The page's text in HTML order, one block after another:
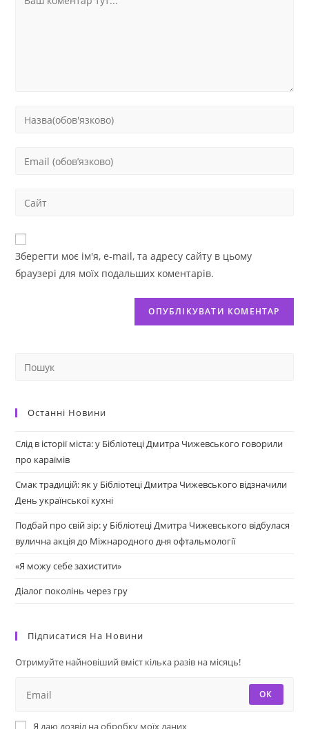
Зберегти моє ім'я, e-mail, та адресу сайту в цьому
браузері для моїх подальших коментарів.
Останні Новини
Слід в історії міста: у Бібліотеці Дмитра Чижевського говорили
про караїмів
Смак традицій: як у Бібліотеці Дмитра Чижевського відзначили
День української кухні
Подбай про свій зір: у Бібліотеці Дмитра Чижевського відбулася
вулична акція до Міжнародного дня офтальмології
«Я можу себе захистити»
Діалог поколінь через гру
Підписатися На Новини
Отримуйте найновіший вміст кілька разів на місяць!
ОК
Я даю дозвіл на обробку моїх даних